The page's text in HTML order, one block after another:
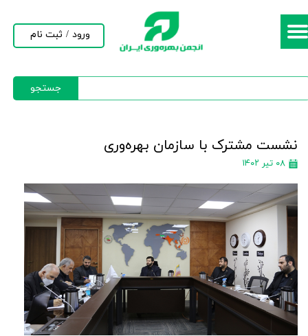
جستجو
ورود / ثبت نام
حساب کاربری من
نشست مشترک با سازمان بهره‌وری
۰۸ تیر ۱۴۰۲